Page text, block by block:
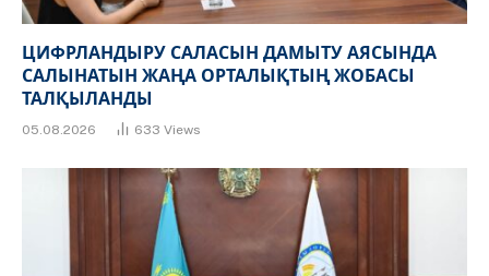
ЦИФРЛАНДЫРУ САЛАСЫН ДАМЫТУ АЯСЫНДА
САЛЫНАТЫН ЖАҢА ОРТАЛЫҚТЫҢ ЖОБАСЫ
ТАЛҚЫЛАНДЫ
05.08.2026 633 Views